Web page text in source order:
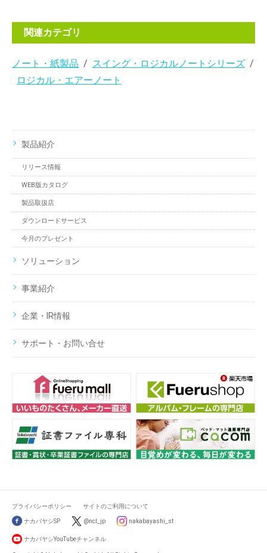
関連カテゴリ
ノート・紙製品
スイング・ロジカルノートシリーズ
ロジカル・エアーノート
製品紹介
リリース情報
WEB版カタログ
製品取扱店
ダウンロードサービス
今月のプレゼント
ソリューション
事業紹介
企業・IR情報
サポート・お問い合せ
プライバシーポリシー サイトのご利用について
ナカバヤシSP @ncl_jp nakabayashi_st
ナカバヤシYouTubeチャンネル